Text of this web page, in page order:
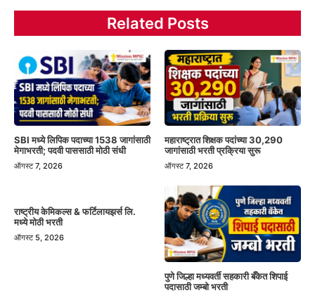
Related Posts
SBI मध्ये लिपिक पदाच्या 1538 जागांसाठी
मेगाभरती; पदवी पाससाठी मोठी संधी
ऑगस्ट 7, 2026
महाराष्ट्रात शिक्षक पदांच्या 30,290
जागांसाठी भरती प्रक्रिया सुरू
ऑगस्ट 7, 2026
राष्ट्रीय केमिकल्स & फर्टिलायझर्स लि.
मध्ये मोठी भरती
ऑगस्ट 5, 2026
पुणे जिल्हा मध्यवर्ती सहकारी बँकेत शिपाई
पदासाठी जम्बो भरती